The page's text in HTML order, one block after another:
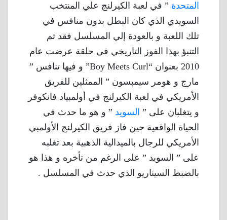
المتحدة ” في لعبة الكيرلنج علي المنتخب
السويدي الذي كان البطل بدون منافس في
تلك اللعبة و بالعودة إلي المسلسل فقد تم
التنبؤ بهذا الفوز التاريخي في حلقة عرضت عام
2010 بعنوان “Boy Meets Curl” و فيها تنافس ”
مارج و هومر سيمبسون ” الممثلين للفريق
الأمريكي في لعبة الكيرلنج في أولمبياد فانكوفر
و يتغلبان على ” السويد ” و هو ما حدث في
الحياة الواقعية حين فاز فريق الكيرلنج الأولمبي
الأمريكي للرجال بالميدالية الذهبية بعد تغلبه
على ” السويد ” على الرغم من تأخره و هذا هو
بالضبط السيناريو الذي حدث في المسلسل .